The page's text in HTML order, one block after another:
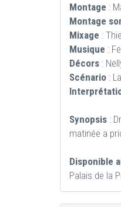
Montage :
Montage
Mixage :
Musique :
Décors :
Scénario :
Synopsis :
matinée a
Disponible
Palais de la